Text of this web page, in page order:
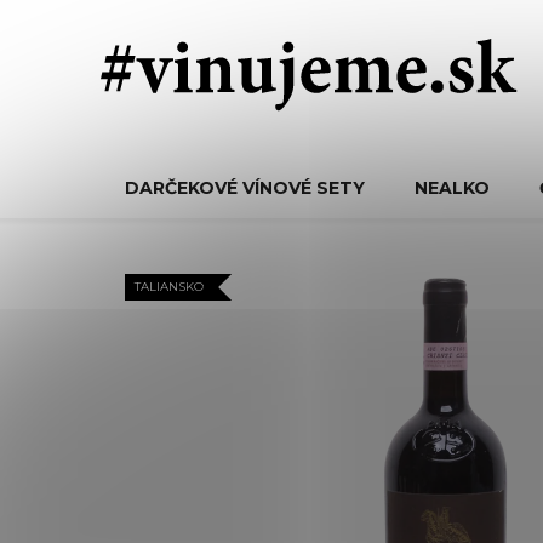
DARČEKOVÉ VÍNOVÉ SETY NEALKO
TALIANSKO